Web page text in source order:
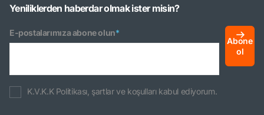
Yeniliklerden haberdar olmak ister misin?
E-postalarımıza abone olun*
Abone
ol
K.V.K.K Politikası, şartlar ve koşulları kabul ediyorum.